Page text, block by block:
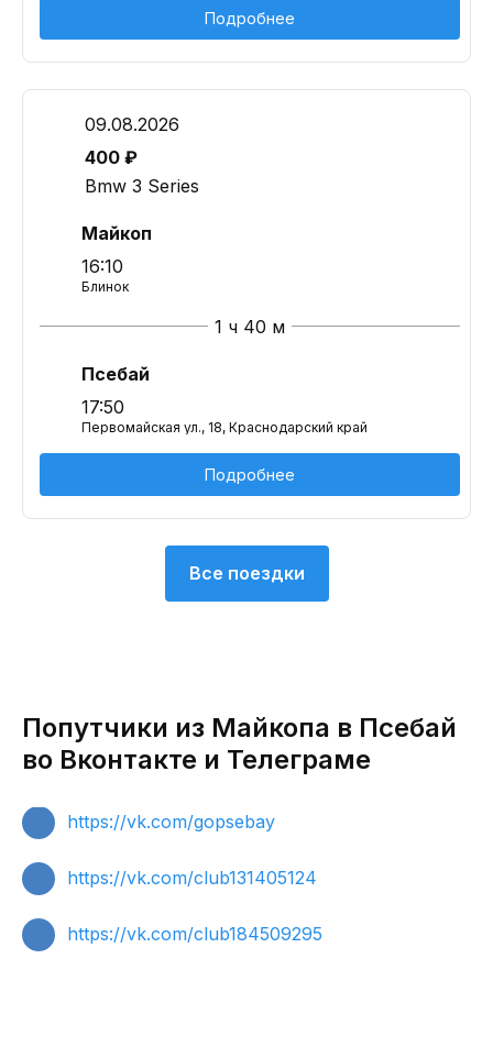
Подробнее
09.08.2026
400 ₽
Bmw 3 Series
Майкоп
16:10
Блинок
1 ч 40 м
Псебай
17:50
Первомайская ул., 18, Краснодарский край
Подробнее
Все поездки
Попутчики из Майкопа в Псебай
во Вконтакте и Телеграме
https://vk.com/gopsebay
https://vk.com/club131405124
https://vk.com/club184509295